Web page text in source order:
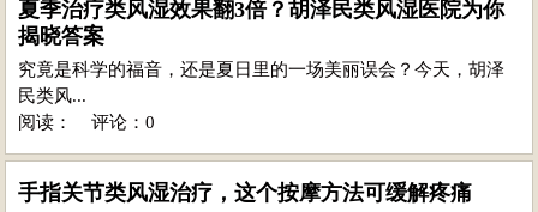
夏季治疗类风湿效果翻3倍？胡泽民类风湿医院为你
揭晓答案
究竟是科学的福音，还是夏日里的一场美丽误会？今天，胡泽
民类风...
阅读：
评论：0
手指关节类风湿治疗，这个按摩方法可缓解疼痛